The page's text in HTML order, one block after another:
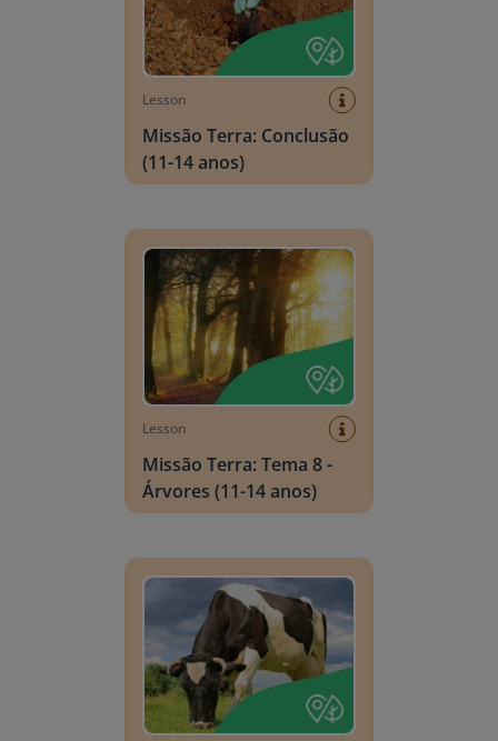
Lesson
Missão Terra: Conclusão
(11-14 anos)
Lesson
Missão Terra: Tema 8 -
Árvores (11-14 anos)